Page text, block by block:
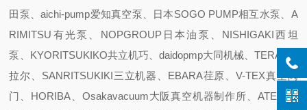
田泵、aichi-pump爱知真空泵、日本SOGO PUMP相互水泵、A
RIMITSU有光泵、NOPGROUP日本油泵、NISHIGAKI西坦
泵、KYORITSUKIKO共立机巧、daidopmp大同机械、TERAL泰
拉尔、SANRITSUKIKI三立机器、EBARA荏原、V-TEX真空阀
门、HORIBA、Osakavacuum大阪真空机器制作所、ATEC 爱